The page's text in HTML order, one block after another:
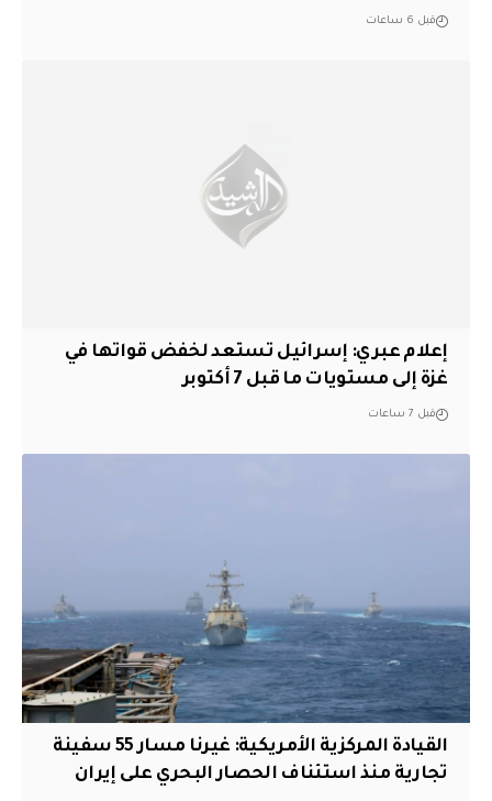
قبل 6 ساعات
إعلام عبري: إسرائيل تستعد لخفض قواتها في
غزة إلى مستويات ما قبل 7 أكتوبر
قبل 7 ساعات
القيادة المركزية الأمريكية: غيرنا مسار 55 سفينة
تجارية منذ استئناف الحصار البحري على إيران